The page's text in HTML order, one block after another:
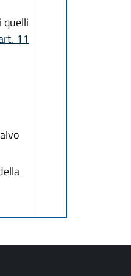
11